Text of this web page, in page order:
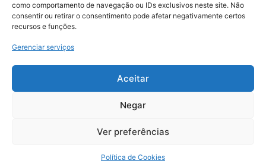
como comportamento de navegação ou IDs exclusivos neste site. Não
consentir ou retirar o consentimento pode afetar negativamente certos
recursos e funções.
Gerenciar serviços
Aceitar
Negar
Ver preferências
Política de Cookies
© 2026, Todos os direitos reservados | Desenvolvido por:
Digital Business| Hospedado por:NP Publicidade
Fale Conosco
Sobre Nós
Política de Segurança e Privacidade
Facebook
YouTubeInstagram